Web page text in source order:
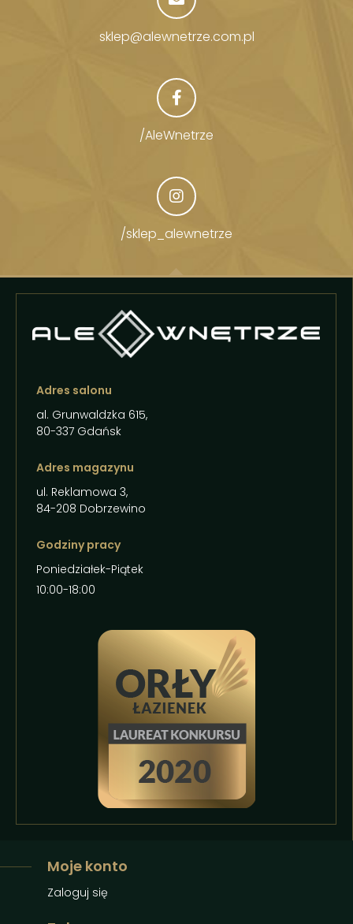
sklep@alewnetrze.com.pl
/AleWnetrze
/sklep_alewnetrze
Adres salonu
al. Grunwaldzka 615,
80-337 Gdańsk
Adres magazynu
ul. Reklamowa 3,
84-208 Dobrzewino
Godziny pracy
Poniedziałek-Piątek
10:00-18:00
Moje konto
Zaloguj się